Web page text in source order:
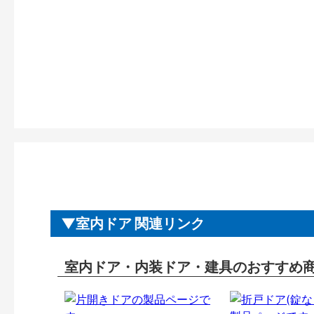
室内ドア 関連リンク
室内ドア・内装ドア・建具のおすすめ